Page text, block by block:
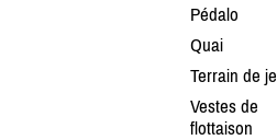
Pédalo
Quai
Terrain de
Vestes de
flottaison